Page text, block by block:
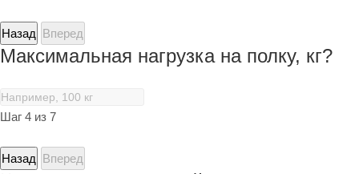
Назад Вперед
Максимальная нагрузка на полку, кг?
Шаг 4 из 7
Назад Вперед